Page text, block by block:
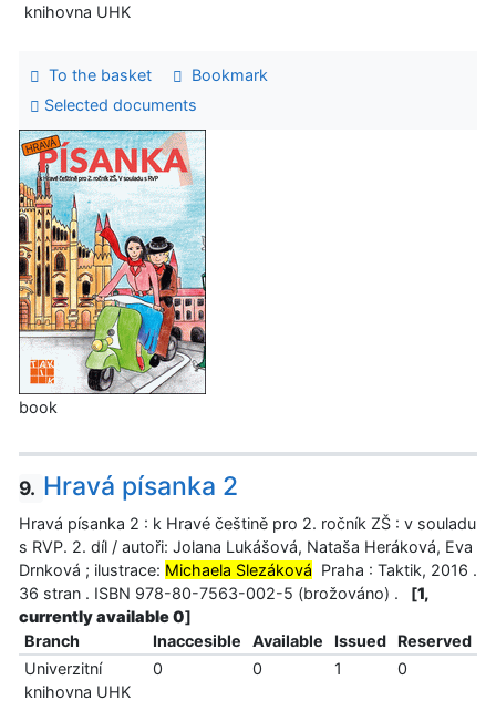
knihovna UHK
To the basket
Bookmark
Selected documents
book
9. Hravá písanka 2
Hravá písanka 2 : k Hravé češtině pro 2. ročník ZŠ : v souladu
s RVP. 2. díl / autoři: Jolana Lukášová, Nataša Heráková, Eva
Drnková ; ilustrace: Michaela Slezáková Praha : Taktik, 2016 .
36 stran . ISBN 978-80-7563-002-5 (brožováno) .
[1,
currently available 0]
Branch
Inaccesible Available Issued
Reserved
Univerzitní
knihovna UHK
0 0 1 0